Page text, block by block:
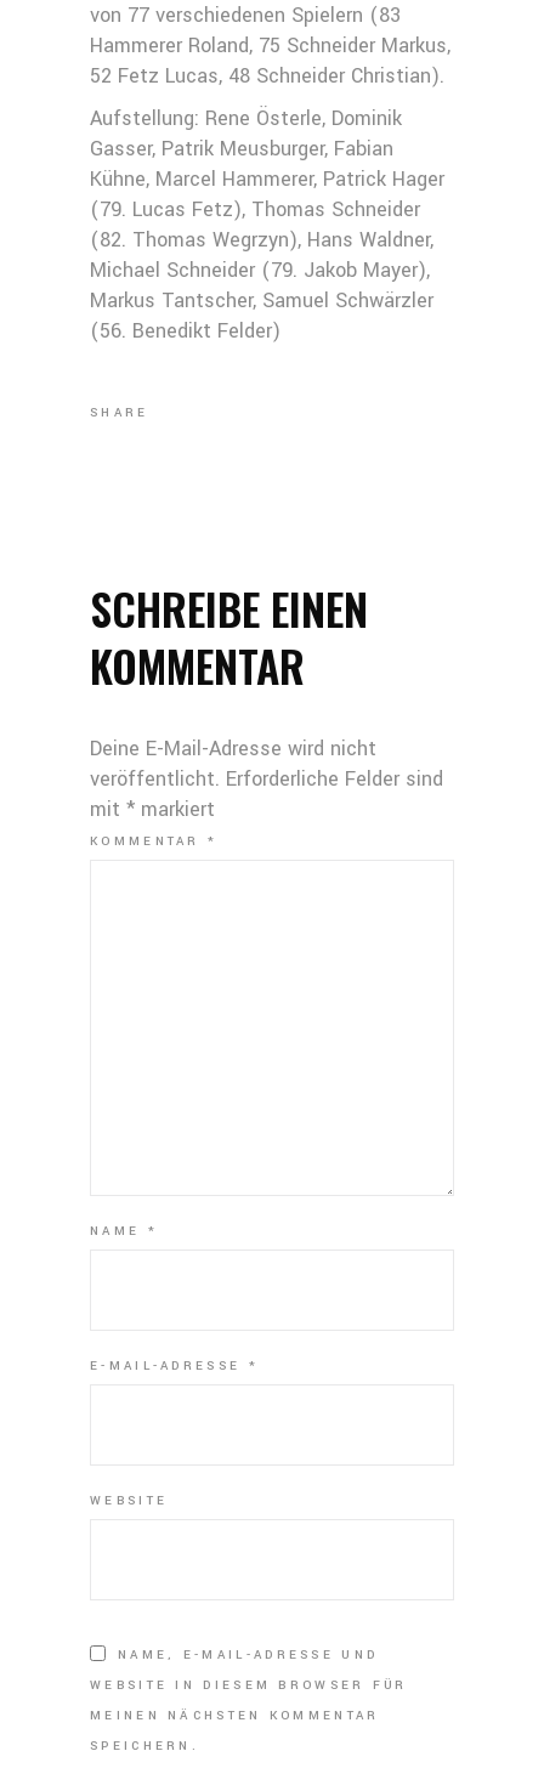
von 77 verschiedenen Spielern (83
Hammerer Roland, 75 Schneider Markus,
52 Fetz Lucas, 48 Schneider Christian).
Aufstellung: Rene Österle, Dominik
Gasser, Patrik Meusburger, Fabian
Kühne, Marcel Hammerer, Patrick Hager
(79. Lucas Fetz), Thomas Schneider
(82. Thomas Wegrzyn), Hans Waldner,
Michael Schneider (79. Jakob Mayer),
Markus Tantscher, Samuel Schwärzler
(56. Benedikt Felder)
SHARE
SCHREIBE EINEN
KOMMENTAR
Deine E-Mail-Adresse wird nicht
veröffentlicht. Erforderliche Felder sind
mit * markiert
KOMMENTAR*
NAME *
E-MAIL-ADRESSE *
WEBSITE
NAME, E-MAIL-ADRESSE UND
WEBSITE IN DIESEM BROWSER FÜR
MEINEN NÄCHSTEN KOMMENTAR
SPEICHERN.